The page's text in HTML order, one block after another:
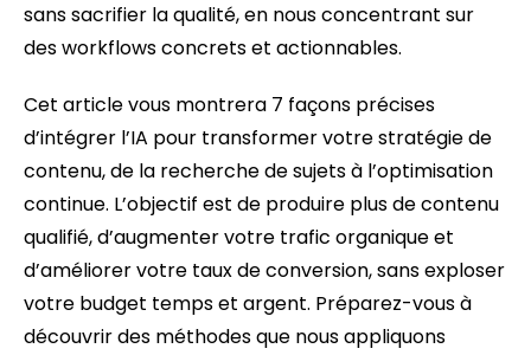
sans sacrifier la qualité, en nous concentrant sur
des workflows concrets et actionnables.
Cet article vous montrera 7 façons précises
d’intégrer l’IA pour transformer votre stratégie de
contenu, de la recherche de sujets à l’optimisation
continue. L’objectif est de produire plus de contenu
qualifié, d’augmenter votre trafic organique et
d’améliorer votre taux de conversion, sans exploser
votre budget temps et argent. Préparez-vous à
découvrir des méthodes que nous appliquons